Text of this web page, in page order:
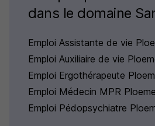
dans le domaine
Emploi Assistante de vie
Emploi Auxiliaire de vie
Emploi Ergothérapeute
Emploi Médecin MPR
Emploi Pédopsychiatre